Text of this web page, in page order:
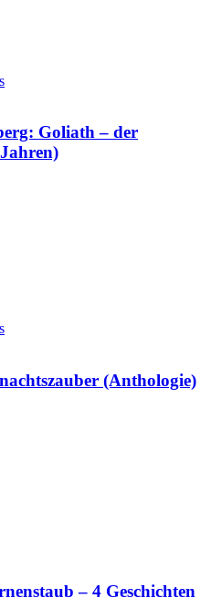
Goliath – der
(Anthologie)
– 4 Geschichten